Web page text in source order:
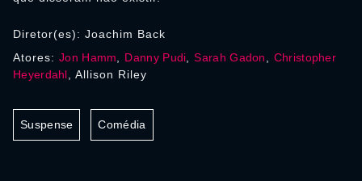
Diretor(es): Joachim Back
Atores: Jon Hamm Danny Pudi ,Sarah Gadon
Christopher
Heyerdahl , Allison Riley
Suspense Comédia